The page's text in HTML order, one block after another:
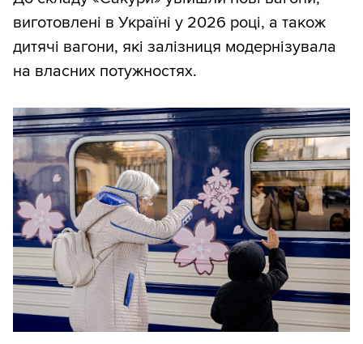
виготовлені в Україні у 2026 році, а також
дитячі вагони, які залізниця модернізувала
на власних потужностях.